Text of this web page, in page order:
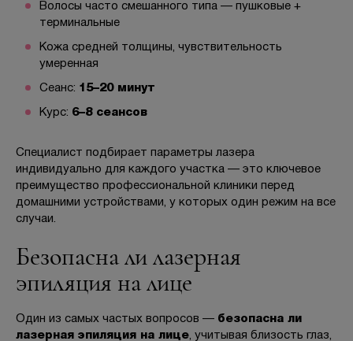
Волосы часто смешанного типа — пушковые +
терминальные
Кожа средней толщины, чувствительность
умеренная
Сеанс: 15–20 минут
Курс: 6–8 сеансов
Специалист подбирает параметры лазера
индивидуально для каждого участка — это ключевое
преимущество профессиональной клиники перед
домашними устройствами, у которых один режим на все
случаи.
Безопасна ли лазерная
эпиляция на лице
Один из самых частых вопросов — безопасна ли
лазерная эпиляция на лице, учитывая близость глаз,